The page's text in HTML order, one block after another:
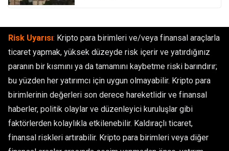
Risk Uyarısı: Kripto para birimleri ve/veya finansal araçlarla
ticaret yapmak, yüksek düzeyde risk içerir ve yatırdığınız
paranın bir kısmını ya da tamamını kaybetme riski barındırır;
bu yüzden her yatırımcı için uygun olmayabilir. Kripto para
birimlerinin değerleri son derece hareketlidir ve finansal
haberler, politik olaylar ve düzenleyici kuruluşlar gibi
faktörlerden kolaylıkla etkilenebilir. Kaldıraçlı ticaret,
finansal riskleri artırabilir. Kripto para birimleri veya diğer